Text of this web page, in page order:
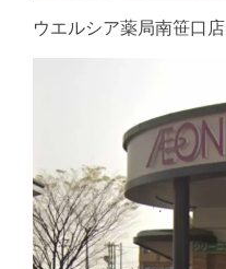
ウエルシア薬局南笹口店